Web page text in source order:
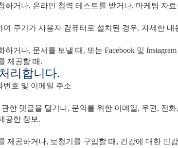
하거나, 온라인 청력 테스트를 받거나, 마케팅 자
쿠기가 사용자 컴퓨터로 설치된 경우. 자세한 내
거나, 문서를 보낼 때, 또는 Facebook 및
제공할 때.
리합니다.
번호 및 이메일 주소
한 댓글을 달거나, 문의를 위한 이메일, 우편, 전
공한 정보.
제공하거나, 보청기를 구입할 때, 건강에 대한 민